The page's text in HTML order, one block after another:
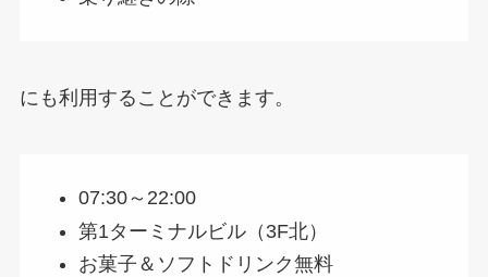
にも利用することができます。
07:30～22:00
第1ターミナルビル（3F北）
お菓子＆ソフトドリンク無料